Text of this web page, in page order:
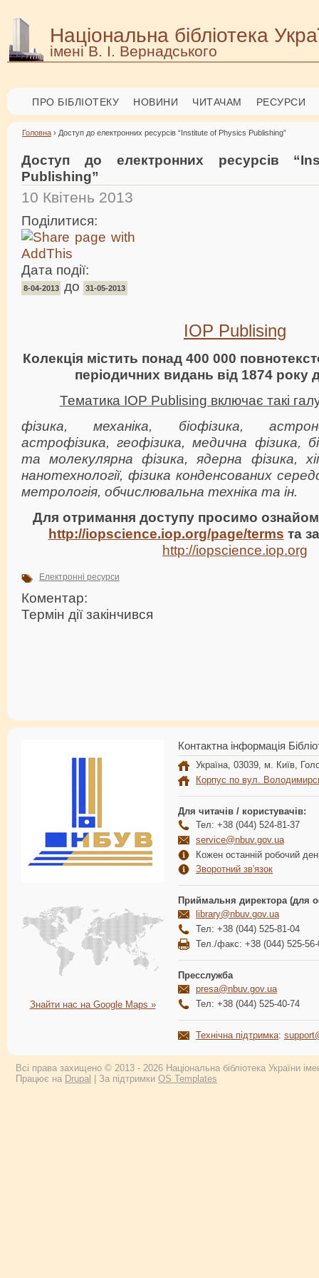
Національна бібліотека
імені В. І. Вернадського
ПРО БІБЛІОТЕКУ НОВИНИ ЧИТАЧАМ РЕСУРСИ
Головна › Доступ до електронних ресурсів “Institute of Physics Publishing”
Доступ до електронних ресурсів
Publishing”
10 Квітень 2013
Поділитися:
Дата події:
8-04-2013 до 31-05-2013
IOP Publising
Колекція містить понад 400 000
періодичних видань від 1874 року
Тематика IOP Publising включає такі
фізика, механіка, біофізика,
астрофізика, геофізика, медична фізика,
та молекулярна фізика, ядерна фізика,
нанотехнології, фізика конденсованих
метрологія, обчислювальна техніка та ін.
Для отримання доступу просимо
http://iopscience.iop.org/page/terms та
http://iopscience.iop.org
Електронні ресурси
Коментар:
Термін дії закінчився
Знайти нас на Google Maps »
Контактна інформація
Україна, 03039, м. Київ,
Корпус по вул.
Для читачів / користувачів:
Тел: +38 (044) 524-81-37
service@nbuv.gov.ua
Кожен останній робочий
Зворотний зв'язок
Приймальня директора (для
library@nbuv.gov.ua
Тел: +38 (044) 525-81-04
Тел./факс: +38 (044) 525-56-
Пресслужба
presa@nbuv.gov.ua
Тел: +38 (044) 525-40-74
Технічна підтримка:
Всі права захищено © 2013 - 2026 Національна бібліотека України
Працює на Drupal | За підтримки OS Templates